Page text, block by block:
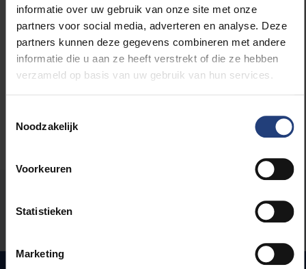
informatie over uw gebruik van onze site met onze
partners voor social media, adverteren en analyse. Deze
partners kunnen deze gegevens combineren met andere
informatie die u aan ze heeft verstrekt of die ze hebben
verzameld op basis van uw gebruik van hun services.
Noodzakelijk
Voorkeuren
Statistieken
Marketing
Lees meer over:
Maatschappij en engagement